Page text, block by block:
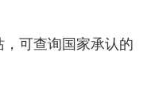
可查询国家承认的